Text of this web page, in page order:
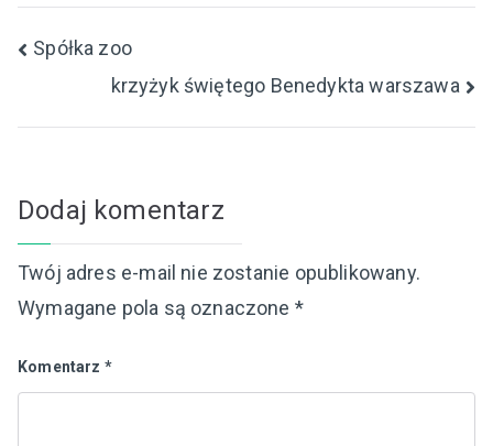
Nawigacja
Spółka zoo
krzyżyk świętego Benedykta warszawa
Dodaj komentarz
Twój adres e-mail nie zostanie opublikowany.
Wymagane pola są oznaczone *
Komentarz *